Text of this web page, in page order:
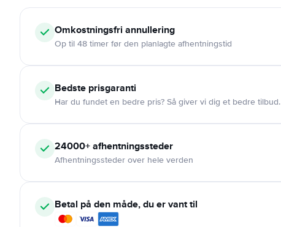
Omkostningsfri annullering
Op til 48 timer før den planlagte afhentningstid
Bedste prisgaranti
Har du fundet en bedre pris? Så giver vi dig et bedre tilbud.
24000+afhentningssteder
Afhentningssteder over hele verden
Betal på den måde, du er vant til